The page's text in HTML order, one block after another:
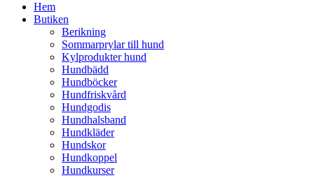
Hem
Butiken
Berikning
Sommarprylar till hund
Kylprodukter hund
Hundbädd
Hundböcker
Hundfriskvård
Hundgodis
Hundhalsband
Hundkläder
Hundskor
Hundkoppel
Hundkurser